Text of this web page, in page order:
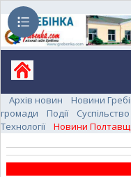
Архів новин Новини
громади
Події Суспільство
Технології
Новини